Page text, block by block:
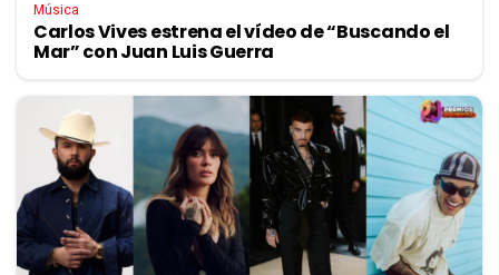
Música
Carlos Vives estrena el vídeo de “Buscando el
Mar” con Juan Luis Guerra